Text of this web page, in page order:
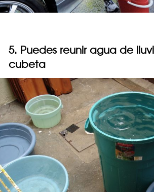
5. Puedes reunir agua de
cubeta